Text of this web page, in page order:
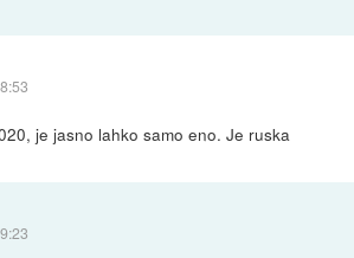
je jasno lahko samo eno. Je ruska